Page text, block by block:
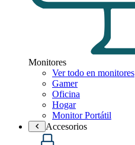
Monitores
Ver todo en monitores
Gamer
Oficina
Hogar
Monitor Portátil
Accesorios